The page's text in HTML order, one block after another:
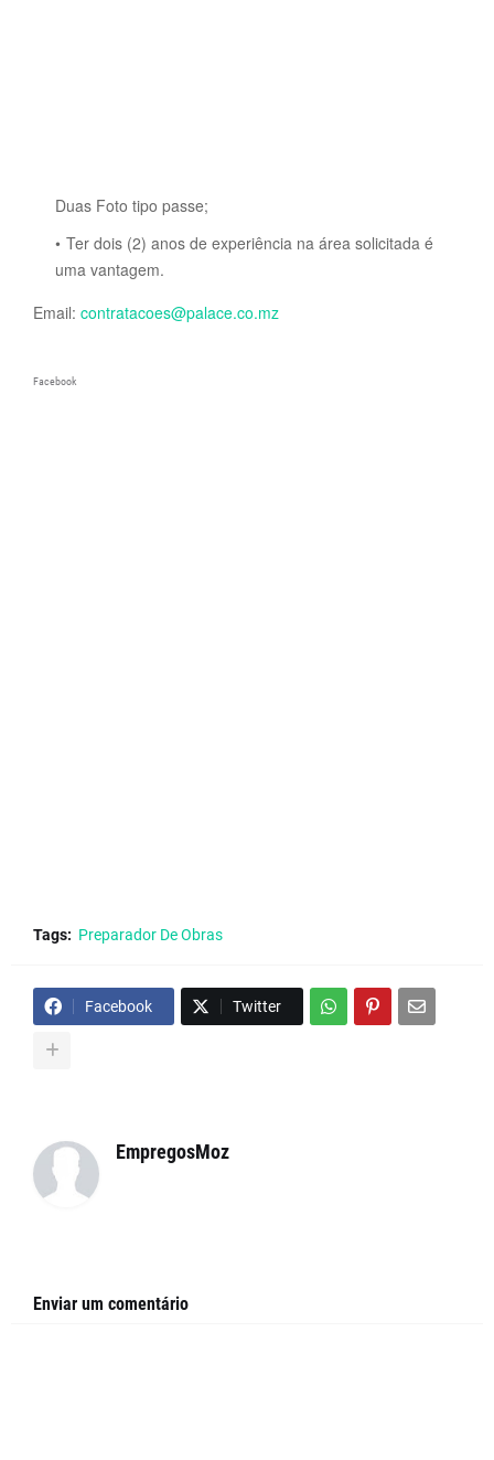
Duas Foto tipo passe;
Ter dois (2) anos de experiência na área solicitada é
uma vantagem.
Email: contratacoes@palace.co.mz
Facebook
Tags: Preparador De Obras
Facebook Twitter
EmpregosMoz
Enviar um comentário